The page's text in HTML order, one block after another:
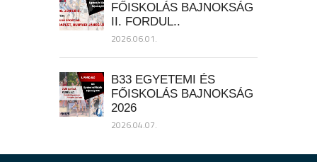
FŐISKOLÁS BAJNOKSÁG
II. FORDUL..
2026.06.01.
B33 EGYETEMI ÉS
FŐISKOLÁS BAJNOKSÁG
2026
2026.04.07.